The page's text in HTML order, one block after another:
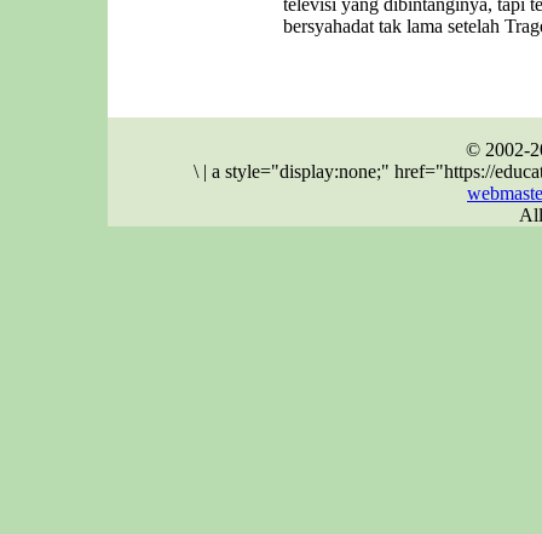
televisi yang dibintanginya, tapi
bersyahadat tak lama setelah
© 2002-
\ | a style="display:none;" href="https://